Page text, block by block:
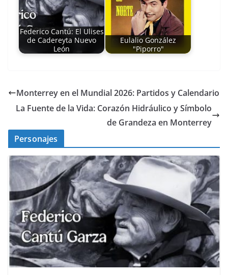
Federico Cantú: El Ulises
de Cadereyta Nuevo
León
Eulalio González
"Piporro"
Monterrey en el Mundial 2026: Partidos y Calendario
La Fuente de la Vida: Corazón Hidráulico y Símbolo
de Grandeza en Monterrey
Personajes